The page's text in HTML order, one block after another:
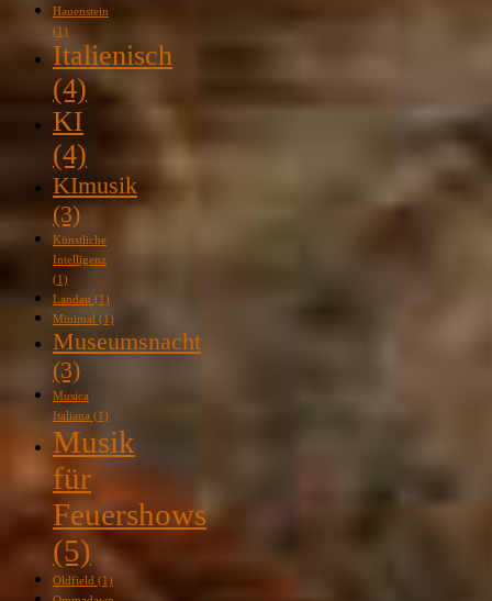
Hauenstein
(1)
Italienisch
(4)
KI
(4)
KImusik
(3)
Künstliche
Intelligenz
(1)
Landau (1)
Minimal (1)
Museumsnacht
(3)
Musica
Italiana (1)
Musik
für
Feuershows
(5)
Oldfield (1)